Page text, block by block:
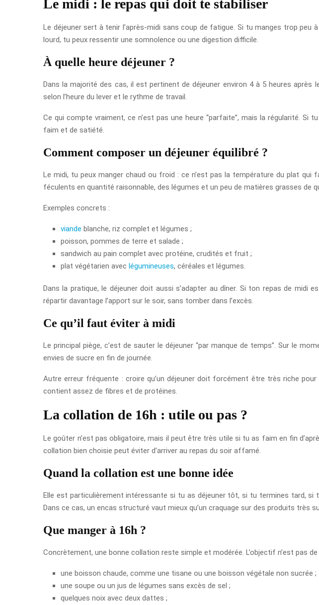
Le midi : le repas qui doit te stabiliser
Le déjeuner sert à tenir l’après-midi sans coup de fatigue. Si tu manges trop
lourd, tu peux ressentir une somnolence ou une digestion difficile.
À quelle heure déjeuner ?
Dans la majorité des cas, il est pertinent de déjeuner environ 4 à 5 heures
selon l’heure du lever et le rythme de travail.
Ce qui compte vraiment, ce n’est pas une heure “parfaite”, mais la régularité.
faim et de satiété.
Comment composer un déjeuner équilibré ?
Le midi, tu peux manger chaud ou froid : ce n’est pas la température du plat qui
féculents en quantité raisonnable, des légumes et un peu de matières grasses de
Exemples concrets :
viande blanche, riz complet et légumes ;
poisson, pommes de terre et salade ;
sandwich au pain complet avec protéine, crudités et fruit ;
plat végétarien avec légumineuses, céréales et légumes.
Dans la pratique, le déjeuner doit aussi s’adapter au dîner. Si ton repas de midi
répartir davantage l’apport sur le soir, sans tomber dans l’excès.
Ce qu’il faut éviter à midi
Le principal piège, c’est de sauter le déjeuner “par manque de temps”. Sur le
envies de sucre en fin de journée.
Autre erreur fréquente : croire qu’un déjeuner doit forcément être très riche
contient assez de fibres et de protéines.
La collation de 16h : utile ou pas ?
Le goûter n’est pas obligatoire, mais il peut être très utile si tu as faim en fin
collation bien choisie peut éviter d’arriver au repas du soir affamé.
Quand la collation est une bonne idée
Elle est particulièrement intéressante si tu as déjeuner tôt, si tu termines tard, si
Dans ce cas, un encas structuré vaut mieux qu’un craquage sur des produits très
Que manger à 16h ?
Concrètement, une bonne collation reste simple et modérée. L’objectif n’est pas
une boisson chaude, comme une tisane ou une boisson végétale non sucrée ;
une soupe ou un jus de légumes sans excès de sel ;
quelques noix avec deux dattes ;